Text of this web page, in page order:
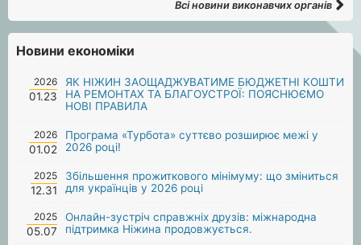
Всі новини виконавчих органів
Новини економіки
2026
01.23
ЯК НІЖИН ЗАОЩАДЖУВАТИМЕ БЮДЖЕТНІ КОШТИ
НА РЕМОНТАХ ТА БЛАГОУСТРОЇ: ПОЯСНЮЄМО
НОВІ ПРАВИЛА
2026
01.02
Програма «Турбота» суттєво розширює межі у
2026 році!
2025
12.31
Збільшення прожиткового мінімуму: що зміниться
для українців у 2026 році
2025
05.07
Онлайн-зустріч справжніх друзів: міжнародна
підтримка Ніжина продовжується.